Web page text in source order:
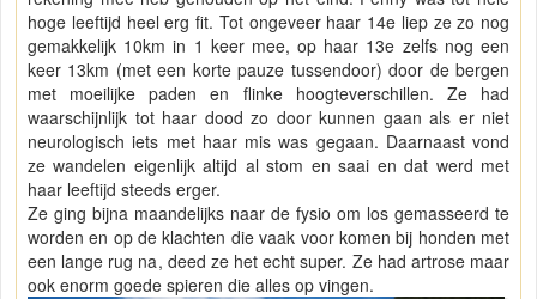
hoge leeftijd heel erg fit. Tot ongeveer haar 14e liep ze zo nog
gemakkelijk 10km in 1 keer mee, op haar 13e zelfs nog een
keer 13km (met een korte pauze tussendoor) door de bergen
met moeilijke paden en flinke hoogteverschillen. Ze had
waarschijnlijk tot haar dood zo door kunnen gaan als er niet
neurologisch iets met haar mis was gegaan. Daarnaast vond
ze wandelen eigenlijk altijd al stom en saai en dat werd met
haar leeftijd steeds erger.
Ze ging bijna maandelijks naar de fysio om los gemasseerd te
worden en op de klachten die vaak voor komen bij honden met
een lange rug na, deed ze het echt super. Ze had artrose maar
ook enorm goede spieren die alles op vingen.